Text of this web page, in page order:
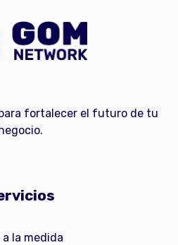
fortalecer el futuro de tu
a la medida